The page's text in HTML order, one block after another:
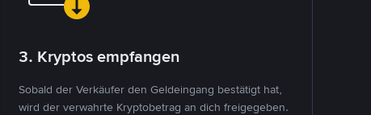
3. Kryptos empfangen
Sobald der Verkäufer den Geldeingang bestätigt hat,
wird der verwahrte Kryptobetrag an dich freigegeben.